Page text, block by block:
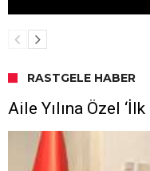
RASTGELE HABER
Aile Yılına Özel